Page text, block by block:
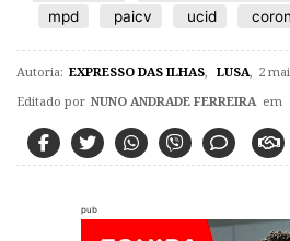
mpd
paicv ucid
Autoria: EXPRESSO DAS ILHAS LUSA 2
Editado por NUNO ANDRADE FERREIRA em
pub